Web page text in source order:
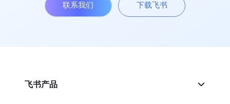
联系我们 下载飞书
飞书产品